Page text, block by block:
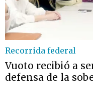
Recorrida federal
Vuoto recibió a
defensa de la